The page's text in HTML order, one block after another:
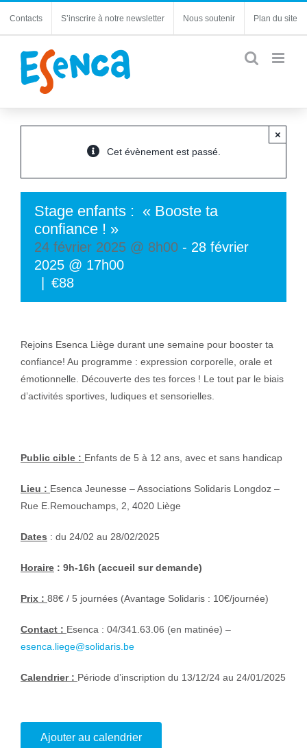
Contacts S’inscrire à notre newsletter Nous soutenir Plan du site
Cet évènement est passé.
×
Stage enfants : « Booste ta
confiance ! »
24 février 2025 @ 8h00 - 28 février
2025 @ 17h00
€88
Rejoins Esenca Liège durant une semaine pour booster ta
confiance! Au programme : expression corporelle, orale et
émotionnelle. Découverte des tes forces ! Le tout par le biais
d’activités sportives, ludiques et sensorielles.
Public cible : Enfants de 5 à 12 ans, avec et sans handicap
Lieu : Esenca Jeunesse – Associations Solidaris Longdoz –
Rue E.Remouchamps, 2, 4020 Liège
Dates : du 24/02 au 28/02/2025
Horaire : 9h-16h (accueil sur demande)
Prix : 88€ / 5 journées (Avantage Solidaris : 10€/journée)
Contact : Esenca : 04/341.63.06 (en matinée) –
esenca.liege@solidaris.be
Calendrier : Période d’inscription du 13/12/24 au 24/01/2025
Ajouter au calendrier